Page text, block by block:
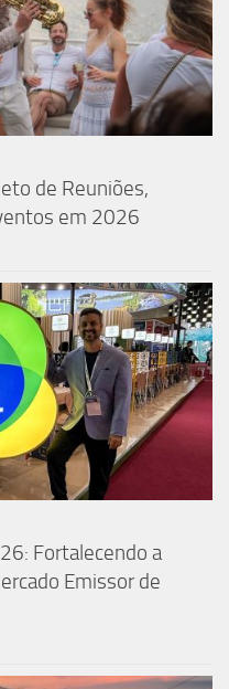
de Reuniões,
em 2026
Fortalecendo a
Emissor de